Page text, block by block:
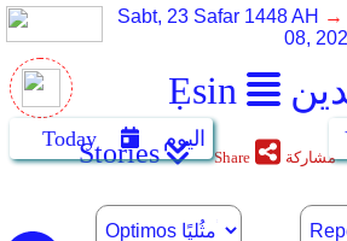
Ẹsin
Sabt, 23 Safar 1448 AH
08,
Today اليومStories Share مشاركة